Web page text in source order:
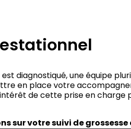
diagnostiqué, une équipe
en place votre
de cette prise en charge
sur votre suivi de